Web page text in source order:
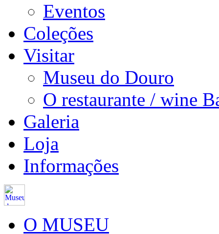
Eventos
Coleções
Visitar
Museu do Douro
O restaurante / wine
Galeria
Loja
Informações
O MUSEU